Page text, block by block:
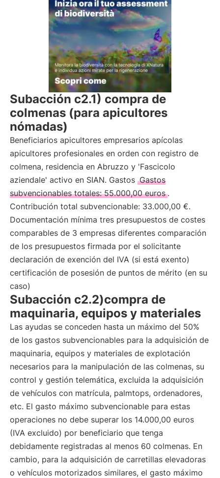
Subacción c2.1) compra de
colmenas (para apicultores
nómadas)
Beneficiarios apicultores empresarios apícolas
apicultores profesionales en orden con registro de
colmena, residencia en Abruzzo y 'Fascicolo
aziendale' activo en SIAN. Gastos Gastos
subvencionables totales: 55.000,00 euros .
Contribución total subvencionable: 33.000,00 €.
Documentación mínima tres presupuestos de costes
comparables de 3 empresas diferentes comparación
de los presupuestos firmada por el solicitante
declaración de exención del IVA (si está exento)
certificación de posesión de puntos de mérito (en su
caso)
Subacción c2.2)compra de
maquinaria, equipos y materiales
Las ayudas se conceden hasta un máximo del 50%
de los gastos subvencionables para la adquisición de
maquinaria, equipos y materiales de explotación
necesarios para la manipulación de las colmenas, su
control y gestión telemática, excluida la adquisición
de vehículos con matrícula, palmtops, ordenadores,
etc. El gasto máximo subvencionable para estas
operaciones no debe superar los 14.000,00 euros
(IVA excluido) por beneficiario que tenga
debidamente registradas al menos 60 colmenas. En
cambio, para la adquisición de carretillas elevadoras
o vehículos motorizados similares, el gasto máximo